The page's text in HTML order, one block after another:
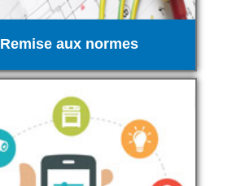
Remise aux normes